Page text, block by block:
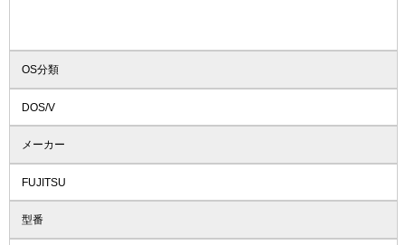
OS分類
DOS/V
メーカー
FUJITSU
型番